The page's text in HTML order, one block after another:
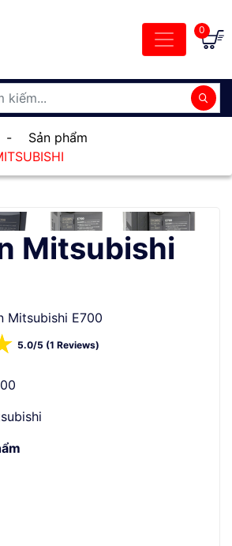
0
-
Sản phẩm
Mitsubishi
Mitsubishi E700
5.0/5 (1 Reviews)